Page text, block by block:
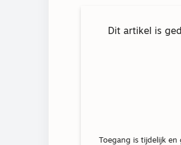
Dit artikel is
Toegang is tijdelijk en